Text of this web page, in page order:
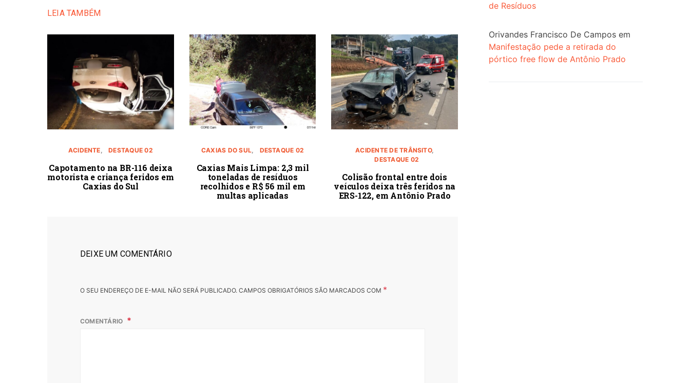
LEIA TAMBÉM
ACIDENTE DESTAQUE 02
Capotamento na BR-116 deixa
motorista e criança feridos em
Caxias do Sul
CAXIAS DO SUL DESTAQUE 02
Caxias Mais Limpa: 2,3 mil
toneladas de resíduos
recolhidos e R$ 56 mil em
multas aplicadas
ACIDENTE DE TRÂNSITO
DESTAQUE 02
Colisão frontal entre dois
veículos deixa três feridos na
ERS-122, em Antônio Prado
DEIXE UM COMENTÁRIO
O SEU ENDEREÇO DE E-MAIL NÃO SERÁ PUBLICADO. CAMPOS OBRIGATÓRIOS SÃO MARCADOS COM *
COMENTÁRIO
de Resíduos
Orivandes Francisco De Campos em
Manifestação pede a retirada do
pórtico free flow de Antônio Prado